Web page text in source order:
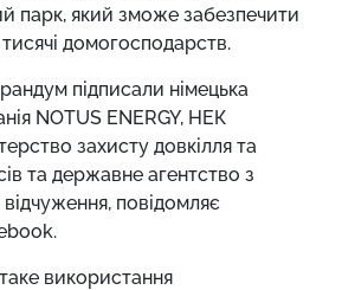
парк, який зможе забезпечити
домогосподарств.
підписали німецька
NOTUS ENERGY, НЕК
захисту довкілля та
та державне агентство з
повідомляє
використання